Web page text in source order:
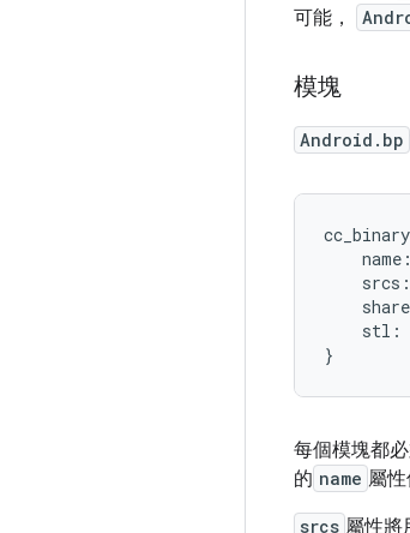
可能，
模塊
Android.bp
cc_binary
name :
srcs :
stl :
}
每個模塊都
的 name 屬性
srcs 屬性將